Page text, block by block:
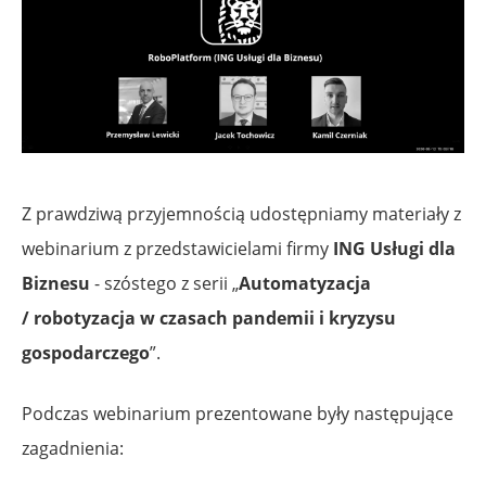
Z prawdziwą przyjemnością udostępniamy materiały z
webinarium z przedstawicielami firmy ING Usługi dla
Biznesu - szóstego z serii „Automatyzacja
/ robotyzacja w czasach pandemii i kryzysu
gospodarczego”.
Podczas webinarium prezentowane były następujące
zagadnienia: